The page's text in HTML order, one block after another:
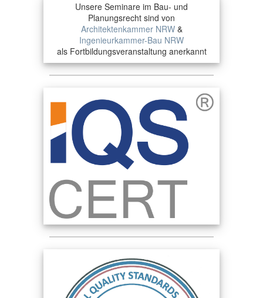
Unsere Seminare im Bau- und
Planungsrecht sind von
Architektenkammer NRW&
Ingenieurkammer-Bau NRW
als Fortbildungsveranstaltung anerkannt